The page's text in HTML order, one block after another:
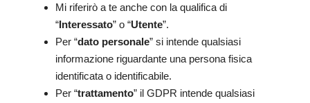
Mi riferirò a te anche con la qualifica di
“Interessato” o “Utente”.
Per “dato personale” si intende qualsiasi
informazione riguardante una persona fisica
identificata o identificabile.
Per “trattamento” il GDPR intende qualsiasi